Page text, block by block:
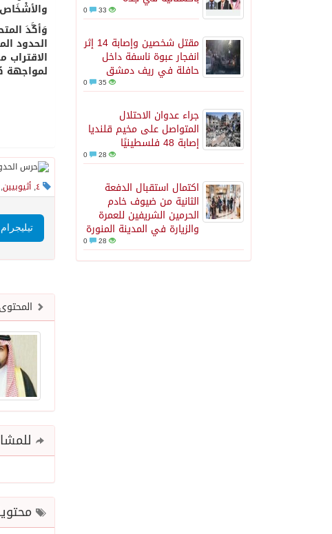
33
مقتل شخصين وإصابة 14 إثر
انفجار عبوة ناسفة داخل
حافلة في ريف دمشق
35
جراء عدوان الاحتلال
المتواصل على مخيم قلنديا
إصابة 48 فلسطينيًا
28
اكتمال استقبال الدفعة
الثانية من ضيوف خادم
الحرمين الشريفين للعمرة
والزيارة في المدينة المنورة
28
وَأكَّدَ
الحدود
لمواجهة
٤, أثيوبيين,
تيليجرام